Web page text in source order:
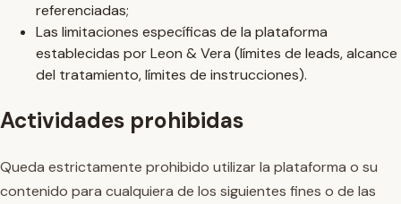
referenciadas;
Las limitaciones específicas de la plataforma
establecidas por Leon & Vera (límites de leads, alcance
del tratamiento, límites de instrucciones).
Actividades prohibidas
Queda estrictamente prohibido utilizar la plataforma o su
contenido para cualquiera de los siguientes fines o de las